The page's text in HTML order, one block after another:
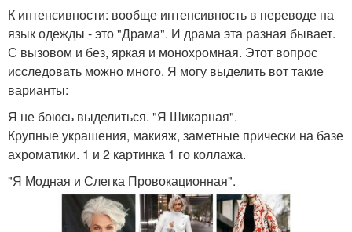
К интенсивности: вообще интенсивность в переводе на
язык одежды - это "Драма". И драма эта разная бывает.
С вызовом и без, яркая и монохромная. Этот вопрос
исследовать можно много. Я могу выделить вот такие
варианты:
Я не боюсь выделиться. "Я Шикарная".
Крупные украшения, макияж, заметные прически на базе
ахроматики. 1 и 2 картинка 1 го коллажа.
"Я Модная и Слегка Провокационная".